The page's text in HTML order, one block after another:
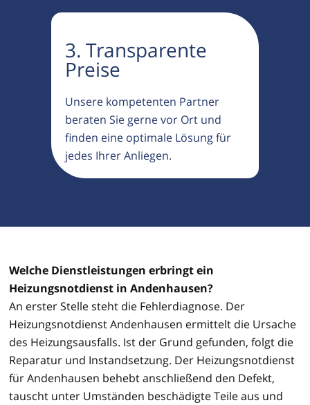
3. Transparente
Preise
Unsere kompetenten Partner
beraten Sie gerne vor Ort und
finden eine optimale Lösung für
jedes Ihrer Anliegen.
Welche Dienstleistungen erbringt ein
Heizungsnotdienst in Andenhausen?
An erster Stelle steht die Fehlerdiagnose. Der
Heizungsnotdienst Andenhausen ermittelt die Ursache
des Heizungsausfalls. Ist der Grund gefunden, folgt die
Reparatur und Instandsetzung. Der Heizungsnotdienst
für Andenhausen behebt anschließend den Defekt,
tauscht unter Umständen beschädigte Teile aus und